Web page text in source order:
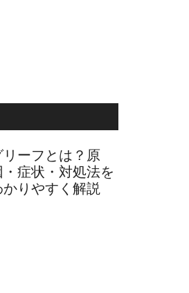
リーフとは？原
・症状・対処法を
かりやすく解説